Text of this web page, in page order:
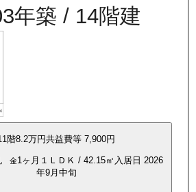
年築 / 14階建
階8.2万円共益費等 7,900円
金1ヶ月 １ＬＤＫ / 42.15㎡ 入居日 2026
年9月中旬